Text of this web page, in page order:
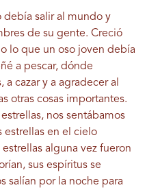
debía salir al mundo y
de su gente. Creció
lo que un oso joven debía
a pescar, dónde
cazar y a agradecer al
otras cosas importantes.
nos sentábamos
estrellas en el cielo
alguna vez fueron
sus espíritus se
salían por la noche para